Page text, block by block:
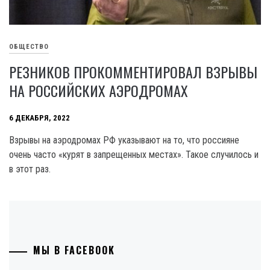
ОБЩЕСТВО
РЕЗНИКОВ ПРОКОММЕНТИРОВАЛ ВЗРЫВЫ
НА РОССИЙСКИХ АЭРОДРОМАХ
6 ДЕКАБРЯ, 2022
Взрывы на аэродромах РФ указывают на то, что россияне
очень часто «курят в запрещенных местах». Такое случилось и
в этот раз.
МЫ В FACEBOOK